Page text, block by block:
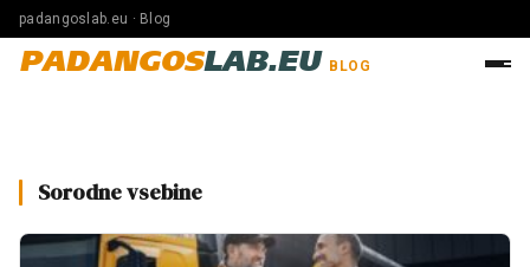
padangoslab.eu · Blog
PADANGOSLAB.EU BLOG
Sorodne vsebine